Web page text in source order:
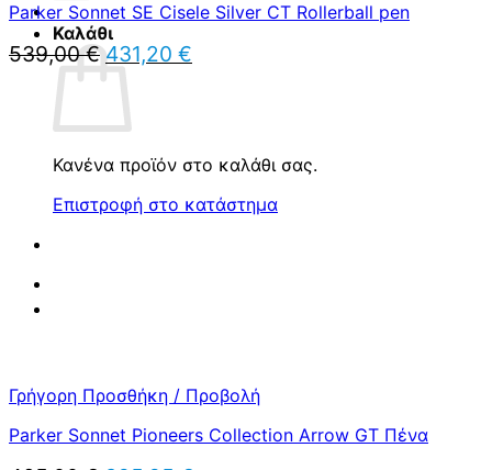
Καλάθι
Κανένα προϊόν στο καλάθι σας.
Επιστροφή στο κατάστημα
Parker Sonnet SE Cisele Silver CT Rollerball pen
539,00€ Original
price
was:
539,00 €.
431,20 €
Γρήγορη Προσθήκη / Προβολή
Parker Sonnet Pioneers Collection Arrow GT Πένα